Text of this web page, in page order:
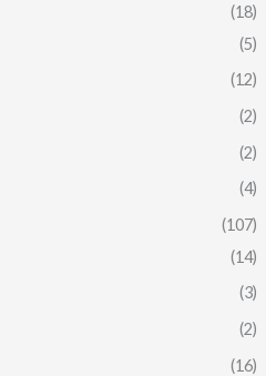
(18)
(5)
(12)
(2)
(2)
(4)
(107)
(14)
(3)
(2)
(16)